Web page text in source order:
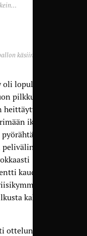
käsiinsä.
lopulta
pilkku ei ollut
pallon
ikävästi
selän
kauden
kaksi on
ottelun